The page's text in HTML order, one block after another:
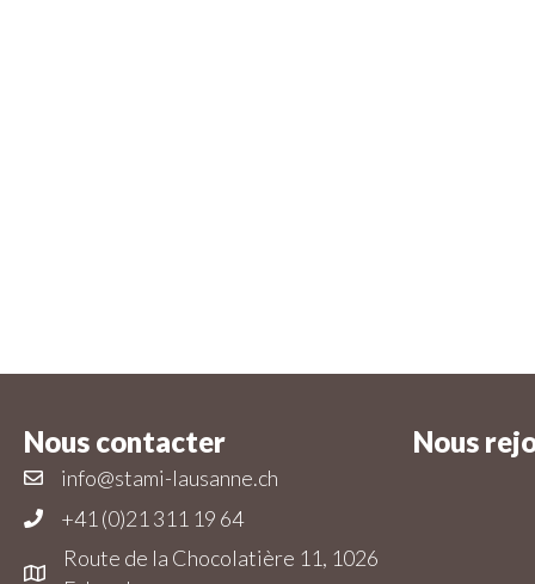
Nous contacter
info@stami-lausanne.ch
+41 (0)21 311 19 64
Route de la Chocolatière 11, 1026
Nous